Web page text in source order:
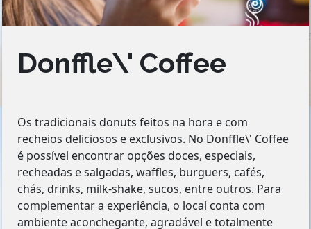
Donffle\' Coffee
Os tradicionais donuts feitos na hora e com
recheios deliciosos e exclusivos. No Donffle\' Coffee
é possível encontrar opções doces, especiais,
recheadas e salgadas, waffles, burguers, cafés,
chás, drinks, milk-shake, sucos, entre outros. Para
complementar a experiência, o local conta com
ambiente aconchegante, agradável e totalmente